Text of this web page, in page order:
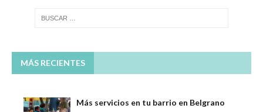
MÁS RECIENTES
Más servicios en tu barrio en Belgrano